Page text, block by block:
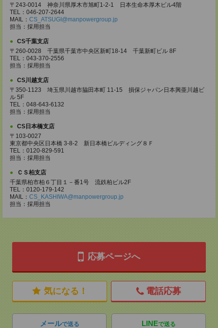
〒243-0014 神奈川県厚木市旭町1-2-1 日本生命本厚木ビル4階
TEL：046-207-2644
MAIL： CS_ATSUGI@manpowergroup.jp
担当：採用担当
CS千葉支店
〒260-0028 千葉県千葉市中央区新町18-14 千葉新町ビル 8F
TEL：043-370-2556
担当：採用担当
CS川越支店
〒350-1123 埼玉県川越市脇田本町 11-15 損保ジャパン日本興亜川越ビ
ル 5F
TEL：048-643-6132
担当：採用担当
CS日本橋支店
〒103-0027
東京都中央区日本橋 3-8-2 新日本橋ビルディング８Ｆ
TEL：0120-829-591
担当：採用担当
ＣＳ柏支店
千葉県柏市柏６丁目１－番1号 流鉄柏ビル2F
TEL：0120-179-142
MAIL： CS_KASHIWA@manpowergroup.jp
担当：採用担当
応募ページへ
気になる！ 電話応募
メールで送る LINEで送る